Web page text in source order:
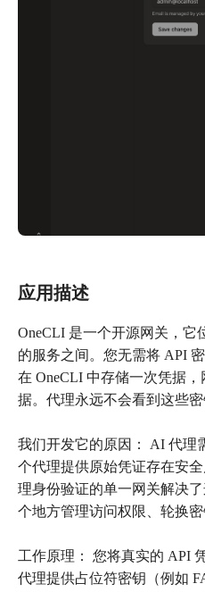
应用描述
OneCLI 是一个开源网关，它
的服务之间。您无需将 API
在 OneCLI 中存储一次凭据
据。代理永远不会看到这些密
我们开发它的原因： AI 代理
个代理提供原始凭证存在安
理身份验证的单一网关解决
个地方管理访问权限、轮换
工作原理： 您将真实的 API
代理提供占位符密钥（例如